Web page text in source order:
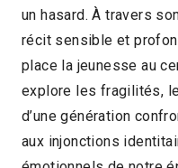
un hasard. À travers
récit sensible et
place la jeunesse au
explore les fragilités,
d’une génération
aux injonctions